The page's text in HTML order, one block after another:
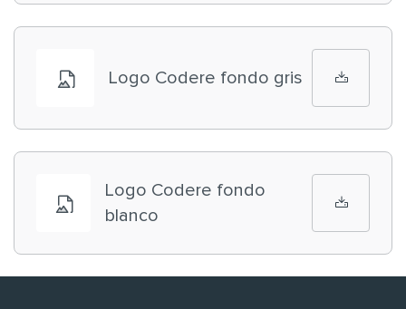
Logo Codere fondo gris
Logo Codere fondo
blanco